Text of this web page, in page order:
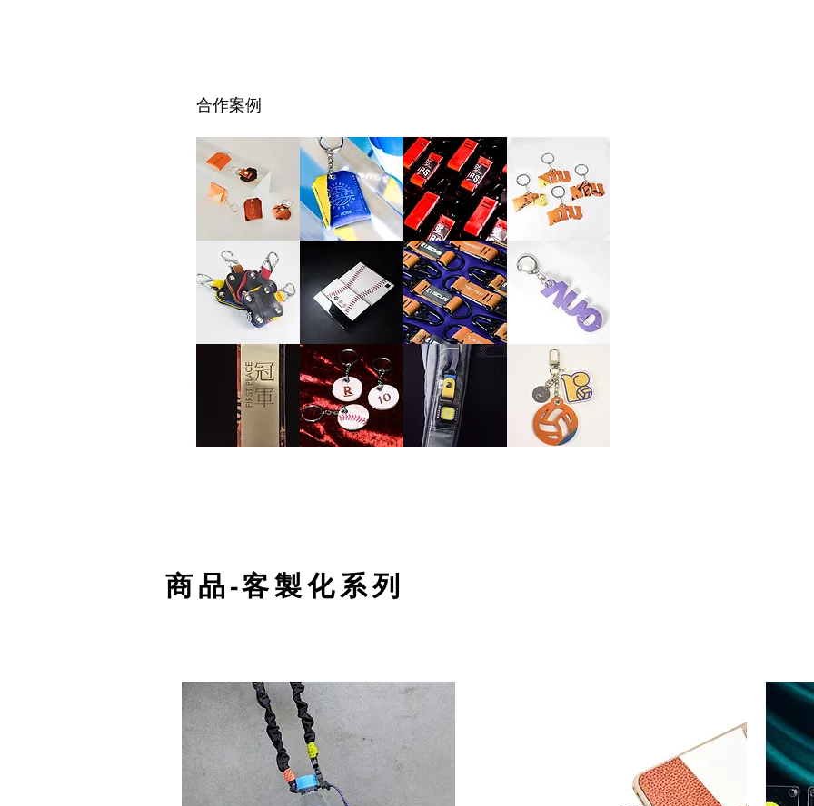
合作案例
商品-客製化系列